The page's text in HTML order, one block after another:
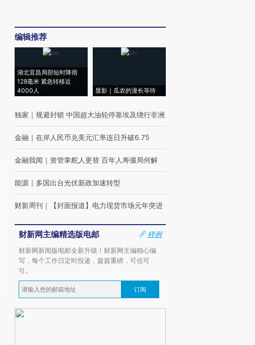
编辑推荐
湖北宜昌局部短时降雨
128毫米 紧急转移近
4000人
显影｜瓜农的漫长等待
独家 ｜ 规避封锁 中国超大油轮停靠埃及绕行非洲
金融 ｜ 在岸人民币兑美元汇率连日升破6.75
金融我闻 ｜ 资管掌舵人更替 百年人寿僵局何解
能源 ｜ 多国出台光伏新政加速转型
财新周刊 ｜ 【封面报道】电力现货市场元年突进
财新网主编精选版电邮
样例
财新网新闻版电邮全新升级！财新网主编精心编
写，每个工作日定时投递，篇篇重磅，可信可
引。
订阅